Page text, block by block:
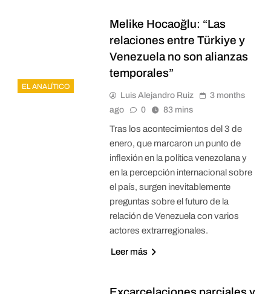
EL ANALÍTICO
Melike Hocaoğlu: “Las
relaciones entre Türkiye y
Venezuela no son alianzas
temporales”
Luis Alejandro Ruiz
3 months
ago
0 83 mins
Tras los acontecimientos del 3 de
enero, que marcaron un punto de
inflexión en la política venezolana y
en la percepción internacional sobre
el país, surgen inevitablemente
preguntas sobre el futuro de la
relación de Venezuela con varios
actores extrarregionales.
Leer más